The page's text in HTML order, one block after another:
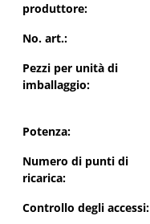
produttore:
No. art.:
Pezzi per unità di
imballaggio:
Potenza:
Numero di punti di
ricarica:
Controllo degli accessi: